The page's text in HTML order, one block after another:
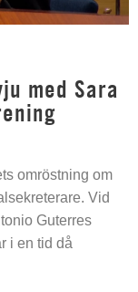
med Sara
omröstning om
Vid
Guterres
i en tid då